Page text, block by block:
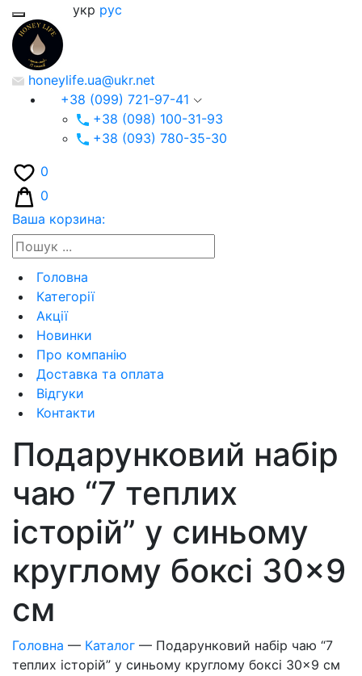
укр рус
honeylife.ua@ukr.net
+38 (099) 721-97-41
+38 (098) 100-31-93
+38 (093) 780-35-30
0
0
Ваша корзина:
Головна
Категорії
Акції
Новинки
Про компанію
Доставка та оплата
Відгуки
Контакти
Подарунковий набір
чаю “7 теплих
історій” у синьому
круглому боксі 30×9
см
Головна — Каталог — Подарунковий набір чаю “7
теплих історій” у синьому круглому боксі 30×9 см